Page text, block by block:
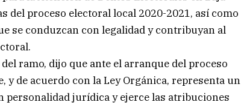
del proceso electoral local 2020-2021, así como
se conduzcan con legalidad y contribuyan al
ramo, dijo que ante el arranque del proceso
y de acuerdo con la Ley Orgánica, representa un
personalidad jurídica y ejerce las atribuciones